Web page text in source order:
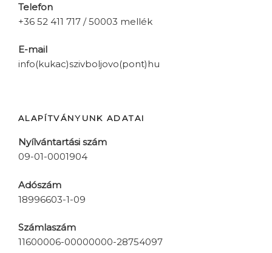
Telefon
+36 52 411 717 / 50003 mellék
E-mail
info(kukac)szivboljovo(pont)hu
ALAPÍTVÁNYUNK ADATAI
Nyílvántartási szám
09-01-0001904
Adószám
18996603-1-09
Számlaszám
11600006-00000000-28754097